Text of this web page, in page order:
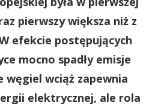
pierwszy większa niż z
efekcie postępujących
mocno spadły emisje
węgiel wciąż zapewnia
elektrycznej, ale rola